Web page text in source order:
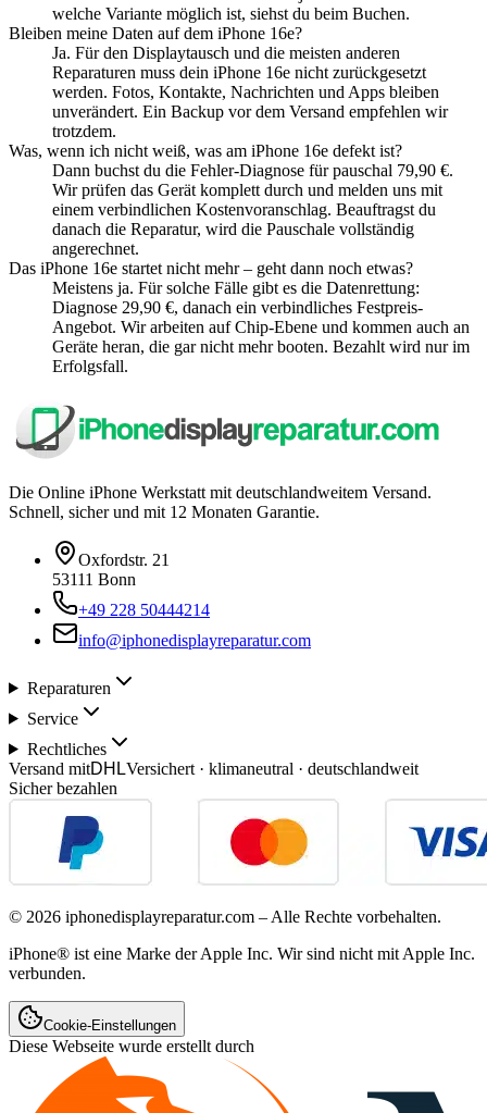
welche Variante möglich ist, siehst du beim Buchen.
Bleiben meine Daten auf dem iPhone 16e?
Ja. Für den Displaytausch und die meisten anderen
Reparaturen muss dein iPhone 16e nicht zurückgesetzt
werden. Fotos, Kontakte, Nachrichten und Apps bleiben
unverändert. Ein Backup vor dem Versand empfehlen wir
trotzdem.
Was, wenn ich nicht weiß, was am iPhone 16e defekt ist?
Dann buchst du die Fehler-Diagnose für pauschal 79,90 €.
Wir prüfen das Gerät komplett durch und melden uns mit
einem verbindlichen Kostenvoranschlag. Beauftragst du
danach die Reparatur, wird die Pauschale vollständig
angerechnet.
Das iPhone 16e startet nicht mehr – geht dann noch etwas?
Meistens ja. Für solche Fälle gibt es die Datenrettung:
Diagnose 29,90 €, danach ein verbindliches Festpreis-
Angebot. Wir arbeiten auf Chip-Ebene und kommen auch an
Geräte heran, die gar nicht mehr booten. Bezahlt wird nur im
Erfolgsfall.
Die Online iPhone Werkstatt mit deutschlandweitem Versand.
Schnell, sicher und mit 12 Monaten Garantie.
Oxfordstr. 21
53111 Bonn
+49 228 50444214
info@iphonedisplayreparatur.com
Reparaturen
Service
Rechtliches
Versand mitDHLVersichert · klimaneutral · deutschlandweit
Sicher bezahlen
© 2026 iphonedisplayreparatur.com – Alle Rechte vorbehalten.
iPhone® ist eine Marke der Apple Inc. Wir sind nicht mit Apple Inc.
verbunden.
Cookie-Einstellungen
Diese Webseite wurde erstellt durch